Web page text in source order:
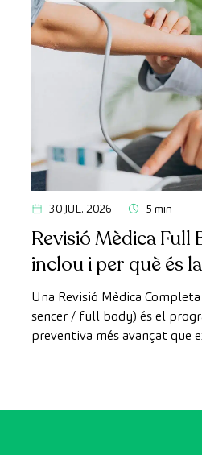
30 JUL. 2026 5 min
Revisió Mèdica Full
inclou i per què és
avançada
Una Revisió Mèdica
sencer / full body) és el
preventiva més avançat que
exhaustiva l'estat dels